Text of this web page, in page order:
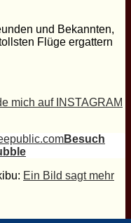
und Bekannten,
Flüge ergattern
mich auf INSTAGRAM
Besuch
Ein Bild sagt mehr